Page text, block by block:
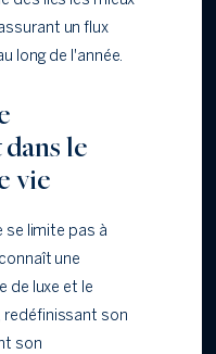
un flux
long de l'année.
le
vie
se limite pas à
une
de luxe et le
redéfinissant son
son